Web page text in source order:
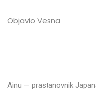
Objavio Vesna
Ainu — prastanovnik